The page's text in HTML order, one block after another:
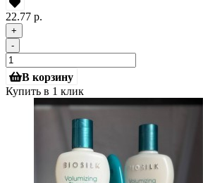
22.77 р.
+
-
В корзину
Купить в 1 клик